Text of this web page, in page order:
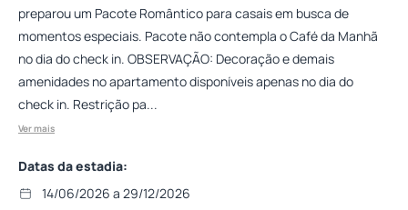
preparou um Pacote Romântico para casais em busca de
momentos especiais. Pacote não contempla o Café da Manhã
no dia do check in. OBSERVAÇÃO: Decoração e demais
amenidades no apartamento disponíveis apenas no dia do
check in. Restrição pa...
Ver mais
Datas da estadia:
14/06/2026 a 29/12/2026